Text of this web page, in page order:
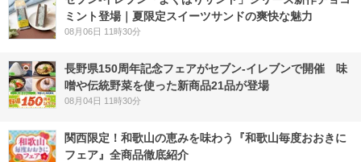
ミント登場｜夏限定スイーツサンドの爽快な魅力
08月06日 11時30分
長野県150周年記念フェアがセブン-イレブンで開催 味
噌や伝統野菜を使った新商品21品が登場
08月04日 11時30分
関西限定！和歌山の恵みを味わう『和歌山毎度おおきに
フェア』全商品徹底紹介